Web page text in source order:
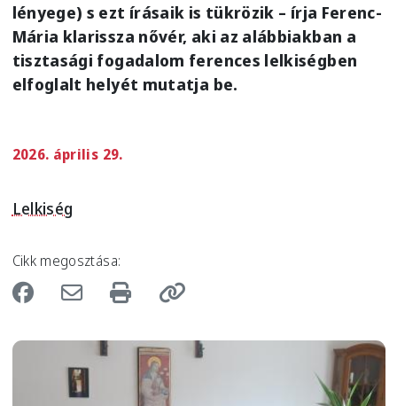
lényege) s ezt írásaik is tükrözik – írja Ferenc-
Mária klarissza nővér, aki az alábbiakban a
tisztasági fogadalom ferences lelkiségben
elfoglalt helyét mutatja be.
2026. április 29.
Lelkiség
Cikk megosztása:
Image